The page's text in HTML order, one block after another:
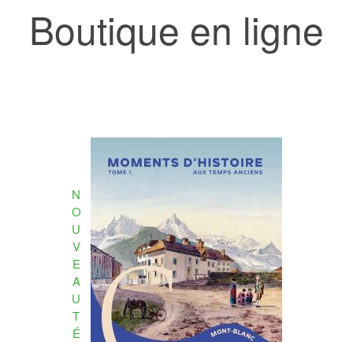
Boutique en ligne
N
O
U
V
E
A
U
T
É